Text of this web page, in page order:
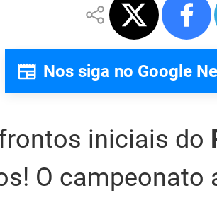
Nos siga no Google
iniciais do
O campeonato